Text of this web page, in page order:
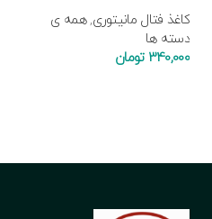
کاغذ فتال مانیتوری,همه ی
دسته ها
340,000 تومان